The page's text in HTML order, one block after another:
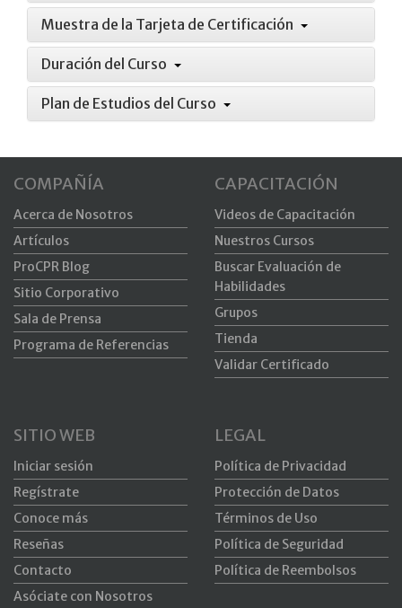
Muestra de la Tarjeta de Certificación
Duración del Curso
Plan de Estudios del Curso
COMPAÑÍA
Acerca de Nosotros
Artículos
ProCPR Blog
Sitio Corporativo
Sala de Prensa
Programa de Referencias
CAPACITACIÓN
Videos de Capacitación
Nuestros Cursos
Buscar Evaluación de
Habilidades
Grupos
Tienda
Validar Certificado
SITIO WEB
Iniciar sesión
Regístrate
Conoce más
Reseñas
Contacto
Asóciate con Nosotros
LEGAL
Política de Privacidad
Protección de Datos
Términos de Uso
Política de Seguridad
Política de Reembolsos